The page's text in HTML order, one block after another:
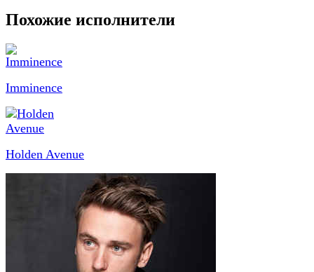
Похожие исполнители
Imminence
Holden Avenue